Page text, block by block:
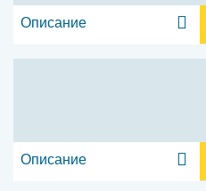
Описание
Описание